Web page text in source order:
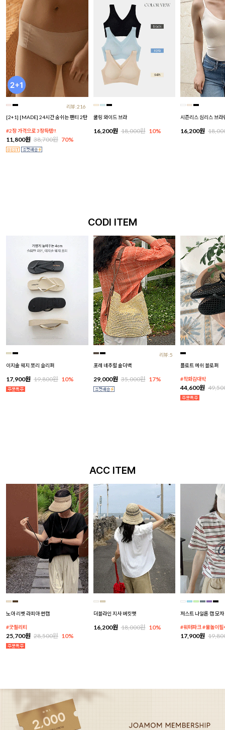
리뷰:216
[2+1] [MADE] 24시간 숨쉬는 팬티 2탄
#2장 가격으로 3장득템!!
11,800원 38,700원 70%
쿨링 와이드 브라
16,200원 18,000원 10%
시즌리스 심리스 브라
16,200원
CODI ITEM
이지솔 웨지 쪼리 슬리퍼
17,900원 19,800원 10%
리뷰:5
포레 네추럴 숄더백
29,000원 35,000원 17%
플로트 메쉬 블로퍼
#착화감대박
44,600원
ACC ITEM
노아 리벳 라피아 썬캡
#굿퀄리티
25,700원 28,500원 10%
더블라인 지사 버킷햇
16,200원 18,000원 10%
저스트 나일론 캡 모자
#워터파크 #물놀이필
17,900원